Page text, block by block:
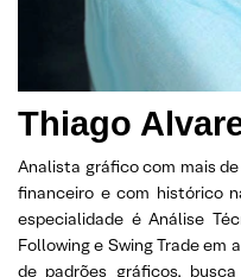
Thiago
Analista gráfico com mais
financeiro e com histórico
especialidade é Análise
Following e Swing Trade em
de padrões gráficos,